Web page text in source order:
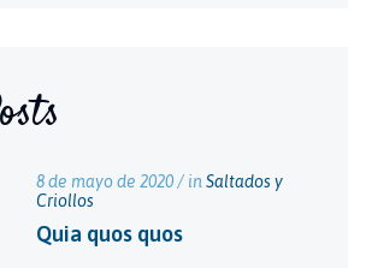
8 de mayo de 2020 / in Saltados y
Criollos
Quia quos quos